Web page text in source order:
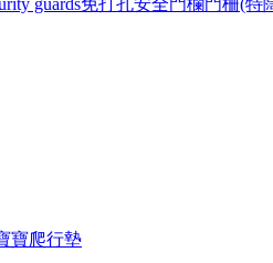
guards免打孔安全門欄門柵(特
寶爬行墊